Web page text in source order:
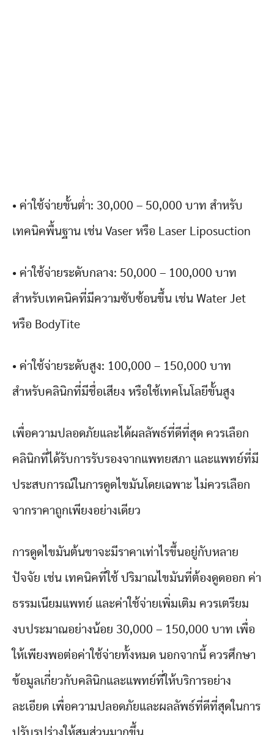
• ค่าใช้จ่ายขั้นต่ำ: 30,000 – 50,000 บาท สำหรับ
เทคนิคพื้นฐาน เช่น Vaser หรือ Laser Liposuction
• ค่าใช้จ่ายระดับกลาง: 50,000 – 100,000 บาท
สำหรับเทคนิคที่มีความซับซ้อนขึ้น เช่น Water Jet
หรือ BodyTite
• ค่าใช้จ่ายระดับสูง: 100,000 – 150,000 บาท
สำหรับคลินิกที่มีชื่อเสียง หรือใช้เทคโนโลยีขั้นสูง
เพื่อความปลอดภัยและได้ผลลัพธ์ที่ดีที่สุด ควรเลือก
คลินิกที่ได้รับการรับรองจากแพทยสภา และแพทย์ที่มี
ประสบการณ์ในการดูดไขมันโดยเฉพาะ ไม่ควรเลือก
จากราคาถูกเพียงอย่างเดียว
การดูดไขมันต้นขาจะมีราคาเท่าไรขึ้นอยู่กับหลาย
ปัจจัย เช่น เทคนิคที่ใช้ ปริมาณไขมันที่ต้องดูดออก ค่า
ธรรมเนียมแพทย์ และค่าใช้จ่ายเพิ่มเติม ควรเตรียม
งบประมาณอย่างน้อย 30,000 – 150,000 บาท เพื่อ
ให้เพียงพอต่อค่าใช้จ่ายทั้งหมด นอกจากนี้ ควรศึกษา
ข้อมูลเกี่ยวกับคลินิกและแพทย์ที่ให้บริการอย่าง
ละเอียด เพื่อความปลอดภัยและผลลัพธ์ที่ดีที่สุดในการ
ปรับรูปร่างให้สมส่วนมากขึ้น